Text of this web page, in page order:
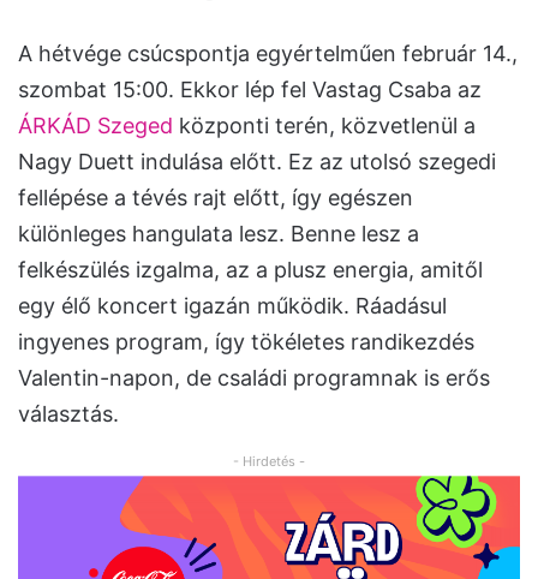
A hétvége csúcspontja egyértelműen február 14.,
szombat 15:00. Ekkor lép fel Vastag Csaba az
ÁRKÁD Szeged központi terén, közvetlenül a
Nagy Duett indulása előtt. Ez az utolsó szegedi
fellépése a tévés rajt előtt, így egészen
különleges hangulata lesz. Benne lesz a
felkészülés izgalma, az a plusz energia, amitől
egy élő koncert igazán működik. Ráadásul
ingyenes program, így tökéletes randikezdés
Valentin-napon, de családi programnak is erős
választás.
- Hirdetés -